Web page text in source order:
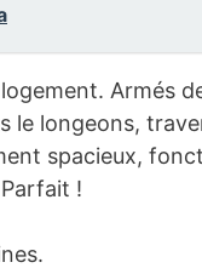
Armés
le longeons,
spacieux,
!